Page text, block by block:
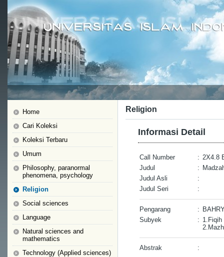
Home
Cari Koleksi
Koleksi Terbaru
Umum
Philosophy, paranormal
phenomena, psychology
Religion
Social sciences
Language
Natural sciences and
mathematics
Technology (Applied sciences)
Religion
Informasi Detail
Call Number : 2X4.8
Judul
:
Judul Asli
:
Judul Seri
:
Pengarang :
Subyek
: 1.Fiqih
Abstrak :